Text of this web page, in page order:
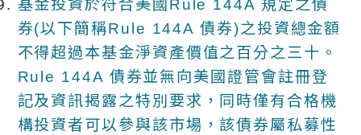
基金投資於符合美國Rule 144A 規定之債
券(以下簡稱Rule 144A 債券)之投資總金額
不得超過本基金淨資產價值之百分之三十。
Rule 144A 債券並無向美國證管會註冊登
記及資訊揭露之特別要求，同時僅有合格機
構投資者可以參與該市場，該債券屬私募性